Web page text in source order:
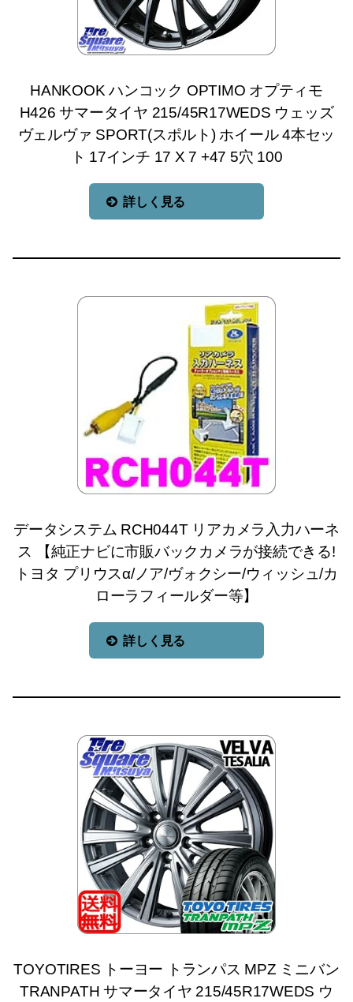
HANKOOK ハンコック OPTIMO オプティモ
H426 サマータイヤ 215/45R17WEDS ウェッズ
ヴェルヴァ SPORT(スポルト) ホイール 4本セッ
ト 17インチ 17 X 7 +47 5穴 100
詳しく見る
データシステム RCH044T リアカメラ入力ハーネ
ス 【純正ナビに市販バックカメラが接続できる!
トヨタ プリウスα/ノア/ヴォクシー/ウィッシュ/カ
ローラフィールダー等】
詳しく見る
TOYOTIRES トーヨー トランパス MPZ ミニバン
TRANPATH サマータイヤ 215/45R17WEDS ウ